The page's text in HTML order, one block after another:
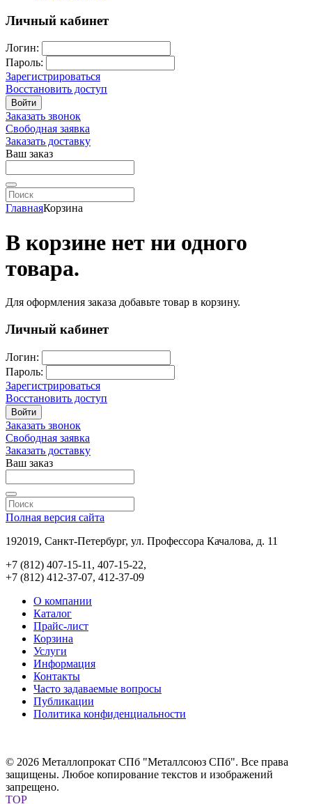
Личный кабинет
Логин:
Пароль:
Зарегистрироваться
Восстановить доступ
Войти
Заказать звонок
Свободная заявка
Заказать доставку
Ваш заказ
ГлавнаяКорзина
В корзине нет ни одного
товара.
Для оформления заказа добавьте товар в корзину.
Личный кабинет
Логин:
Пароль:
Зарегистрироваться
Восстановить доступ
Войти
Заказать звонок
Свободная заявка
Заказать доставку
Ваш заказ
Полная версия сайта
192019, Санкт-Петербург, ул. Профессора Качалова, д. 11
+7 (812) 407-15-11, 407-15-22,
+7 (812) 412-37-07, 412-37-09
О компании
Каталог
Прайс-лист
Корзина
Услуги
Информация
Контакты
Часто задаваемые вопросы
Публикации
Политика конфиденциальности
© 2026 Металлопрокат СПб "Металлсоюз СПб". Все права
защищены. Любое копирование текстов и изображений
запрещено.
TOP